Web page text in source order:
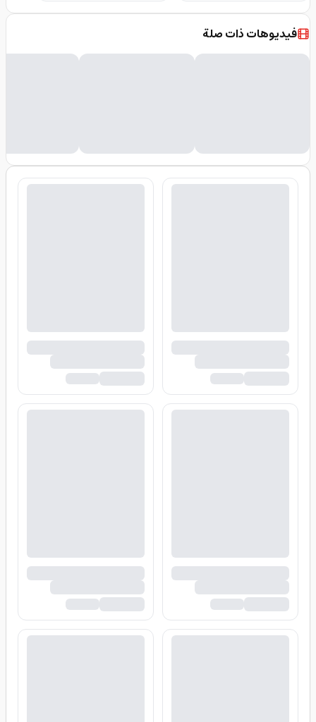
Shaver S200
Electric Hair Clipper
فيديوهات ذات صلة